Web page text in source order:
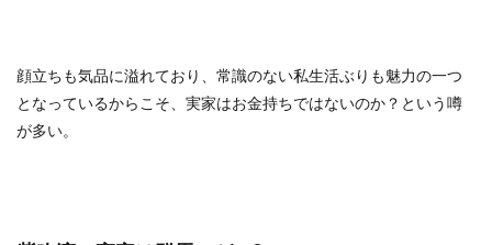
顔立ちも気品に溢れており、常識のない私生活ぶりも魅力の一つ
となっているからこそ、実家はお金持ちではないのか？という噂
が多い。